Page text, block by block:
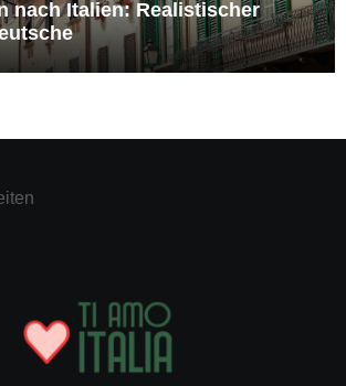
nach Italien: Realistischer